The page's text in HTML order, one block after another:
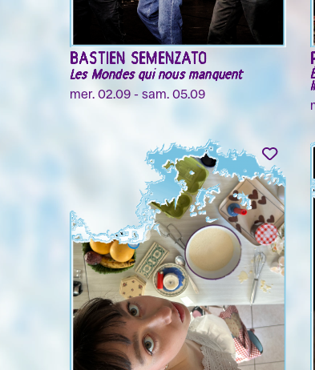
dim. 30.08
BASTIEN SEMENZATO
Les Mondes qui nous manquent
mer. 02.09 - sam. 05.09